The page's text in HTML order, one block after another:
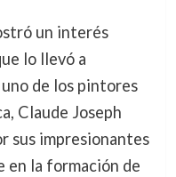
un interés
lo llevó a
de los pintores
Claude Joseph
sus impresionantes
en la formación de